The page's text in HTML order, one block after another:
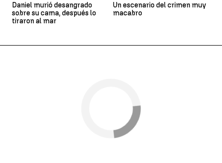
Daniel murió desangrado
sobre su cama, después lo
tiraron al mar
Un escenario del crimen muy
macabro